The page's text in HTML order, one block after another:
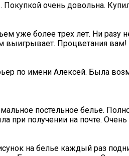
очень довольна.
уже более трех лет. Ни разу
выигрывает. Процветания вам!
по имени Алексей. Была
постельное белье.
при получении на почте. Очень
на белье каждый раз